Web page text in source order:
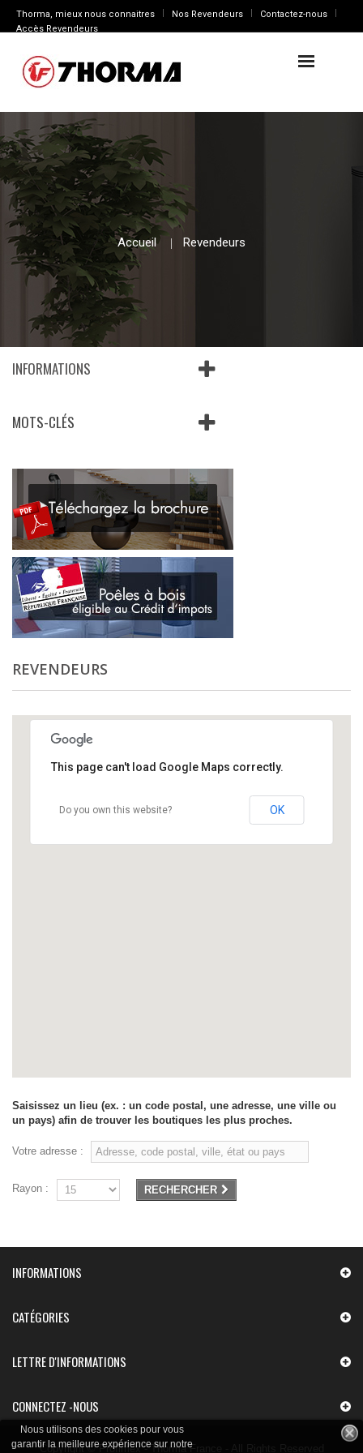
Thorma, mieux nous connaitres Nos Revendeurs
Contactez-nous
Accès Revendeurs
Nous utilisons des cookies pour vous
garantir la meilleure expérience sur notre
Accueil Revendeurs
INFORMATIONS
MOTS-CLÉS
REVENDEURS
This page can't load Google Maps correctly.
Do you own this website? OK
Saisissez un lieu (ex. : un code postal, une adresse, une ville ou
un pays) afin de trouver les boutiques les plus proches.
Votre adresse :
Rayon : RECHERCHER
INFORMATIONS
CATÉGORIES
LETTRE D'INFORMATIONS
CONNECTEZ -NOUS
Copyright © Profimex - Thorma France - All Rights Reserved